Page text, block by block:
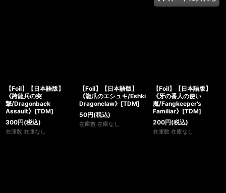
【Foil】【日本語版】
《跨龍兵の突
撃/Dragonback
Assault》[TDM]
300円(税込)
在庫数 在庫なし
【Foil】【日本語版】
《龍爪のエシュキ/Eshki
Dragonclaw》[TDM]
50円(税込)
在庫数 在庫なし
【Foil】【日本語版】
《牙の番人の使い
魔/Fangkeeper's
Familiar》[TDM]
200円(税込)
在庫数 在庫なし